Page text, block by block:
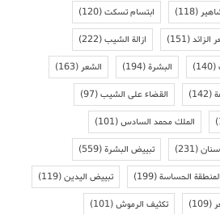
(118) ابتسام تسكت(120)
الزائد(151) ازالة الشيب(222)
(140) البشرة(194) الشعر(163)
(142) القضاء على الشيب(97)
الملك محمد السادس(101)
(231) تبييض البشرة(559)
الحساسة(199) تبييض اليدين(119)
(109) تكثيف الرموش(101)